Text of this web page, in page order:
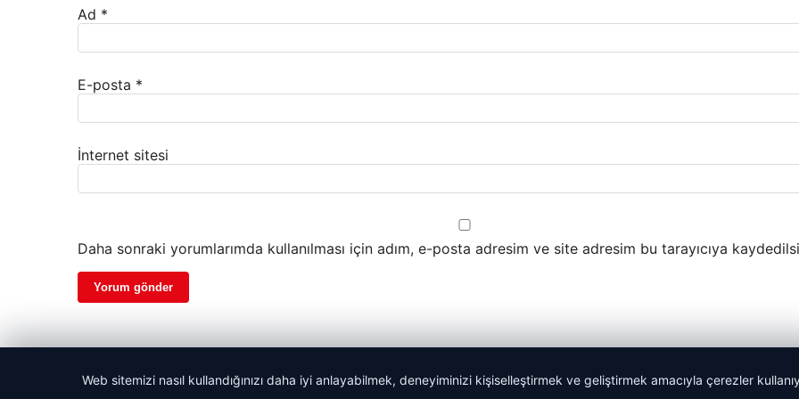
Ad *
E-posta *
İnternet sitesi
Daha sonraki yorumlarımda kullanılması için adım, e-posta adresim ve site adresim bu tarayıcıya
© 2026 Gündem Haber Merkezi
Web sitemizi nasıl kullandığınızı daha iyi anlayabilmek, deneyiminizi kişiselleştirmek ve geliştirmek amacıyla çerezler